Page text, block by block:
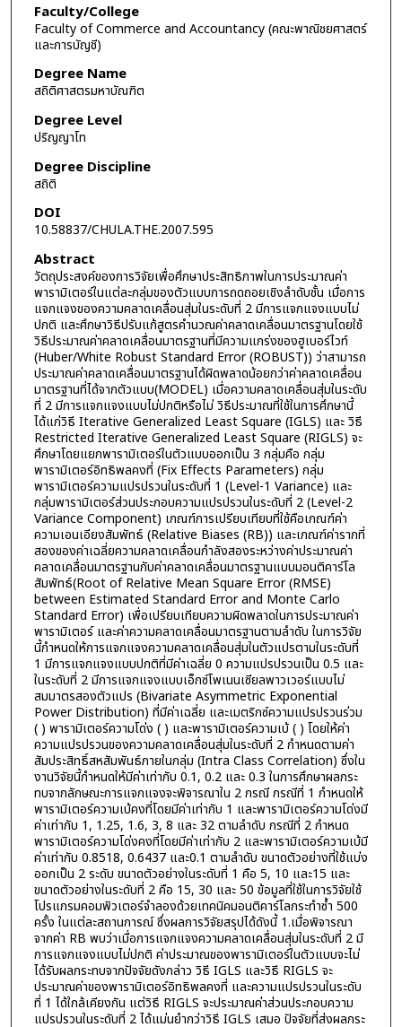
Faculty/College
Faculty of Commerce and Accountancy (คณะพาณิชยศาสตร์
และการบัญชี)
Degree Name
สถิติศาสตรมหาบัณฑิต
Degree Level
ปริญญาโท
Degree Discipline
สถิติ
DOI
10.58837/CHULA.THE.2007.595
Abstract
วัตถุประสงค์ของการวิจัยเพื่อศึกษาประสิทธิภาพในการประมาณค่า
พารามิเตอร์ในแต่ละกลุ่มของตัวแบบการถดถอยเชิงลำดับชั้น เมื่อการ
แจกแจงของความคลาดเคลื่อนสุ่มในระดับที่ 2 มีการแจกแจงแบบไม่
ปกติ และศึกษาวิธีปรับแก้สูตรคำนวณค่าคลาดเคลื่อนมาตรฐานโดยใช้
วิธีประมาณค่าคลาดเคลื่อนมาตรฐานที่มีความแกร่งของฮูเบอร์ไวท์
(Huber/White Robust Standard Error (ROBUST)) ว่าสามารถ
ประมาณค่าคลาดเคลื่อนมาตรฐานได้ผิดพลาดน้อยกว่าค่าคลาดเคลื่อน
มาตรฐานที่ได้จากตัวแบบ(MODEL) เมื่อความคลาดเคลื่อนสุ่มในระดับ
ที่ 2 มีการแจกแจงแบบไม่ปกติหรือไม่ วิธีประมาณที่ใช้ในการศึกษานี้
ได้แก่วิธี Iterative Generalized Least Square (IGLS) และ วิธี
Restricted Iterative Generalized Least Square (RIGLS) จะ
ศึกษาโดยแยกพารามิเตอร์ในตัวแบบออกเป็น 3 กลุ่มคือ กลุ่ม
พารามิเตอร์อิทธิพลคงที่ (Fix Effects Parameters) กลุ่ม
พารามิเตอร์ความแปรปรวนในระดับที่ 1 (Level-1 Variance) และ
กลุ่มพารามิเตอร์ส่วนประกอบความแปรปรวนในระดับที่ 2 (Level-2
Variance Component) เกณฑ์การเปรียบเทียบที่ใช้คือเกณฑ์ค่า
ความเอนเอียงสัมพัทธ์ (Relative Biases (RB)) และเกณฑ์ค่ารากที่
สองของค่าเฉลี่ยความคลาดเคลื่อนกำลังสองระหว่างค่าประมาณค่า
คลาดเคลื่อนมาตรฐานกับค่าคลาดเคลื่อนมาตรฐานแบบมอนติคาร์โล
สัมพัทธ์(Root of Relative Mean Square Error (RMSE)
between Estimated Standard Error and Monte Carlo
Standard Error) เพื่อเปรียบเทียบความผิดพลาดในการประมาณค่า
พารามิเตอร์ และค่าความคลาดเคลื่อนมาตรฐานตามลำดับ ในการวิจัย
นี้กำหนดให้การแจกแจงความคลาดเคลื่อนสุ่มในตัวแปรตามในระดับที่
1 มีการแจกแจงแบบปกติที่มีค่าเฉลี่ย 0 ความแปรปรวนเป็น 0.5 และ
ในระดับที่ 2 มีการแจกแจงแบบเอ็กซ์โพเนนเซียลพาวเวอร์แบบไม่
สมมาตรสองตัวแปร (Bivariate Asymmetric Exponential
Power Distribution) ที่มีค่าเฉลี่ย และเมตริกซ์ความแปรปรวนร่วม
( ) พารามิเตอร์ความโด่ง ( ) และพารามิเตอร์ความเบ้ ( ) โดยให้ค่า
ความแปรปรวนของความคลาดเคลื่อนสุ่มในระดับที่ 2 กำหนดตามค่า
สัมประสิทธิ์สหสัมพันธ์ภายในกลุ่ม (Intra Class Correlation) ซึ่งใน
งานวิจัยนี้กำหนดให้มีค่าเท่ากับ 0.1, 0.2 และ 0.3 ในการศึกษาผลกระ
ทบจากลักษณะการแจกแจงจะพิจารณาใน 2 กรณี กรณีที่ 1 กำหนดให้
พารามิเตอร์ความเบ้คงที่โดยมีค่าเท่ากับ 1 และพารามิเตอร์ความโด่งมี
ค่าเท่ากับ 1, 1.25, 1.6, 3, 8 และ 32 ตามลำดับ กรณีที่ 2 กำหนด
พารามิเตอร์ความโด่งคงที่โดยมีค่าเท่ากับ 2 และพารามิเตอร์ความเบ้มี
ค่าเท่ากับ 0.8518, 0.6437 และ0.1 ตามลำดับ ขนาดตัวอย่างที่ใช้แบ่ง
ออกเป็น 2 ระดับ ขนาดตัวอย่างในระดับที่ 1 คือ 5, 10 และ15 และ
ขนาดตัวอย่างในระดับที่ 2 คือ 15, 30 และ 50 ข้อมูลที่ใช้ในการวิจัยใช้
โปรแกรมคอมพิวเตอร์จำลองด้วยเทคนิคมอนติคาร์โลกระทำซ้ำ 500
ครั้ง ในแต่ละสถานการณ์ ซึ่งผลการวิจัยสรุปได้ดังนี้ 1.เมื่อพิจารณา
จากค่า RB พบว่าเมื่อการแจกแจงความคลาดเคลื่อนสุ่มในระดับที่ 2 มี
การแจกแจงแบบไม่ปกติ ค่าประมาณของพารามิเตอร์ในตัวแบบจะไม่
ได้รับผลกระทบจากปัจจัยดังกล่าว วิธี IGLS และวิธี RIGLS จะ
ประมาณค่าของพารามิเตอร์อิทธิพลคงที่ และความแปรปรวนในระดับ
ที่ 1 ได้ใกล้เคียงกัน แต่วิธี RIGLS จะประมาณค่าส่วนประกอบความ
แปรปรวนในระดับที่ 2 ได้แม่นยำกว่าวิธี IGLS เสมอ ปัจจัยที่ส่งผลกระ